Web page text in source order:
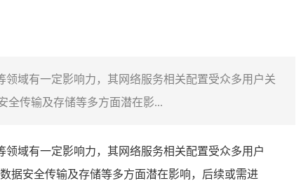
域有一定影响力，其网络服务相关配置受众多用户关
全传输及存储等多方面潜在影...
域有一定影响力，其网络服务相关配置受众多用户
据安全传输及存储等多方面潜在影响，后续或需进